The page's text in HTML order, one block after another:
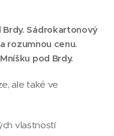
Sádrokartonový
rozumnou cenu.
pod Brdy.
ale také ve
vlastností